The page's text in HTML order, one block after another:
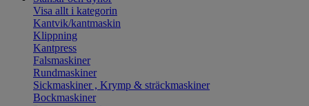
Visa allt i kategorin
Kantvik/kantmaskin
Klippning
Kantpress
Falsmaskiner
Rundmaskiner
Sickmaskiner , Krymp & sträckmaskiner
Bockmaskiner